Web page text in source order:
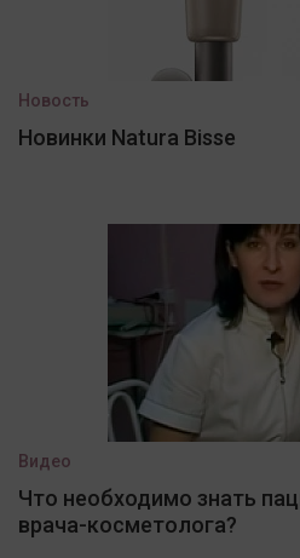
Новость
Новинки Natura Bisse
Видео
Что необходимо знать
врача-косметолога?